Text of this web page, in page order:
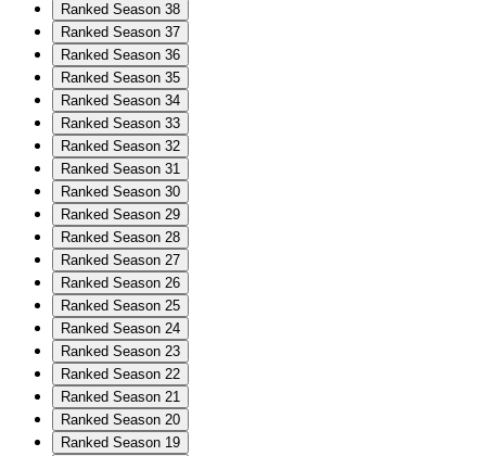
Ranked Season 38
Ranked Season 37
Ranked Season 36
Ranked Season 35
Ranked Season 34
Ranked Season 33
Ranked Season 32
Ranked Season 31
Ranked Season 30
Ranked Season 29
Ranked Season 28
Ranked Season 27
Ranked Season 26
Ranked Season 25
Ranked Season 24
Ranked Season 23
Ranked Season 22
Ranked Season 21
Ranked Season 20
Ranked Season 19